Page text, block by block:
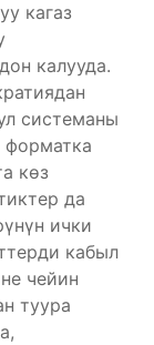
кагаз
калууда.
системаны
форматка
көз
да
ички
кабыл
чейин
туура